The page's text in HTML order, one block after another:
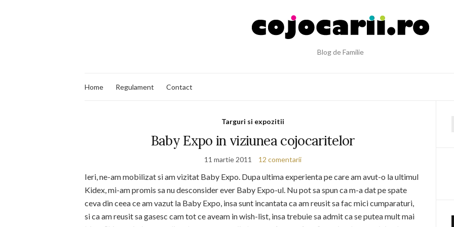
Blog de Familie
Home Regulament Contact
Targuri si expozitii
Baby Expo in viziunea cojocaritelor
11 martie 2011 12 comentarii
Ieri, ne-am mobilizat si am vizitat Baby Expo. Dupa ultima experienta pe care am avut-o la ultimul
Kidex, mi-am promis sa nu desconsider ever Baby Expo-ul. Nu pot sa spun ca m-a dat pe spate
ceva din ceea ce am vazut la Baby Expo, insa sunt incantata ca am reusit sa fac mici cumparaturi,
si ca am reusit sa gasesc cam tot ce aveam in wish-list, insa trebuie sa admit ca se putea mult mai